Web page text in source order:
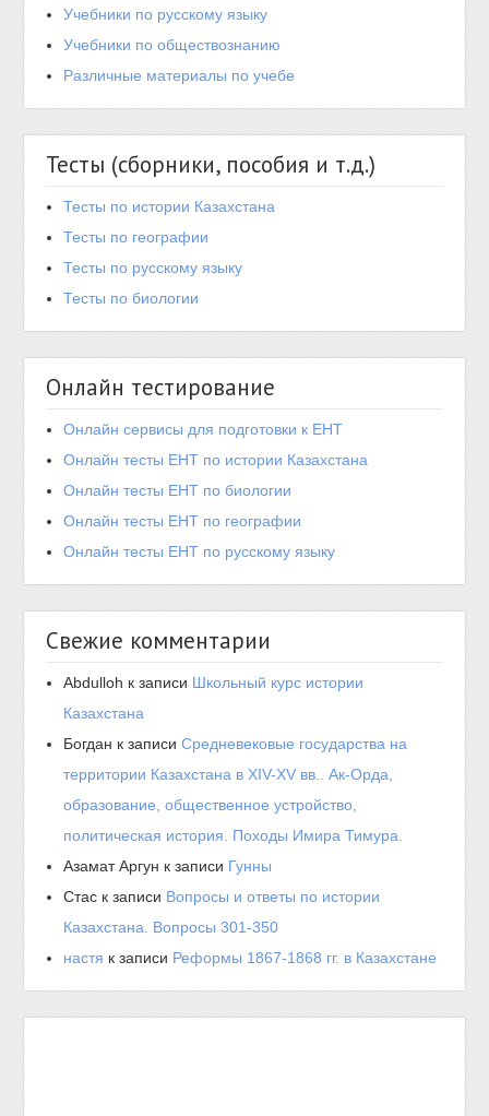
Учебники по русскому языку
Учебники по обществознанию
Различные материалы по учебе
Тесты (сборники, пособия и т.д.)
Тесты по истории Казахстана
Тесты по географии
Тесты по русскому языку
Тесты по биологии
Онлайн тестирование
Онлайн сервисы для подготовки к ЕНТ
Онлайн тесты ЕНТ по истории Казахстана
Онлайн тесты ЕНТ по биологии
Онлайн тесты ЕНТ по географии
Онлайн тесты ЕНТ по русскому языку
Свежие комментарии
Abdulloh к записи Школьный курс истории
Казахстана
Богдан к записиСредневековые государства на
территории Казахстана в XIV-XV вв.. Ак-Орда,
образование, общественное устройство,
политическая история. Походы Имира Тимура.
Азамат Аргун к записи Гунны
Стас к записи Вопросы и ответы по истории
Казахстана. Вопросы 301-350
настя к записи Реформы 1867-1868 гг. в Казахстане